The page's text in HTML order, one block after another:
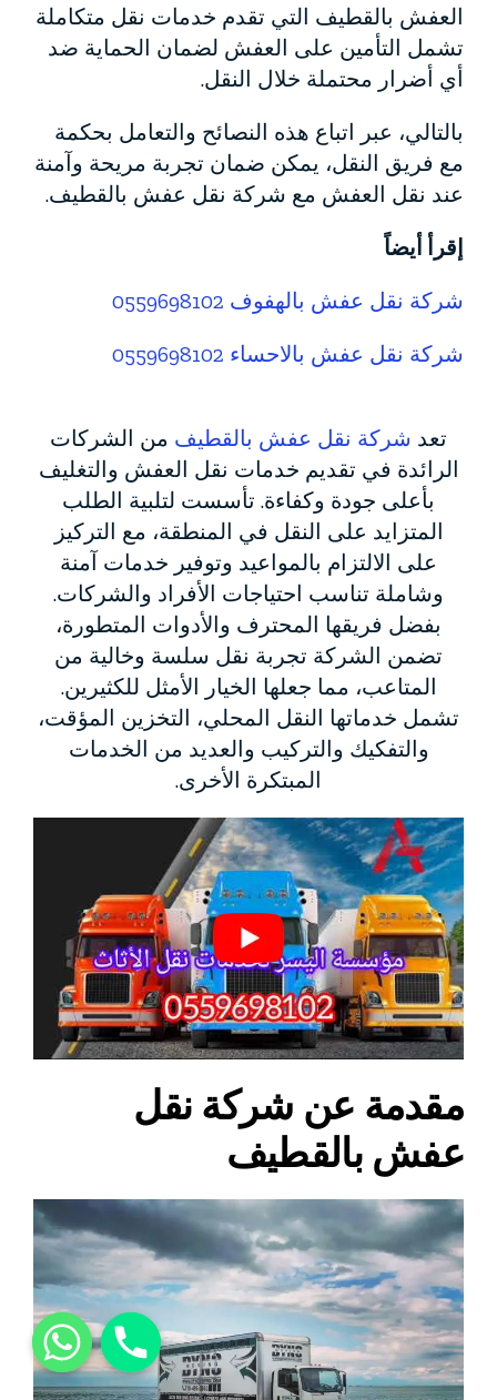
العفش بالقطيف التي تقدم خدمات نقل متكاملة
تشمل التأمين على العفش لضمان الحماية ضد
أي أضرار محتملة خلال النقل.
بالتالي، عبر اتباع هذه النصائح والتعامل بحكمة
مع فريق النقل، يمكن ضمان تجربة مريحة وآمنة
عند نقل العفش مع شركة نقل عفش بالقطيف.
إقرأ أيضاً
شركة نقل عفش بالهفوف 0559698102
شركة نقل عفش بالاحساء 0559698102
تعد شركة نقل عفش بالقطيف من الشركات
الرائدة في تقديم خدمات نقل العفش والتغليف
بأعلى جودة وكفاءة. تأسست لتلبية الطلب
المتزايد على النقل في المنطقة، مع التركيز
على الالتزام بالمواعيد وتوفير خدمات آمنة
وشاملة تناسب احتياجات الأفراد والشركات.
بفضل فريقها المحترف والأدوات المتطورة،
تضمن الشركة تجربة نقل سلسة وخالية من
المتاعب، مما جعلها الخيار الأمثل للكثيرين.
تشمل خدماتها النقل المحلي، التخزين المؤقت،
والتفكيك والتركيب والعديد من الخدمات
المبتكرة الأخرى.
مقدمة عن شركة نقل
عفش بالقطيف